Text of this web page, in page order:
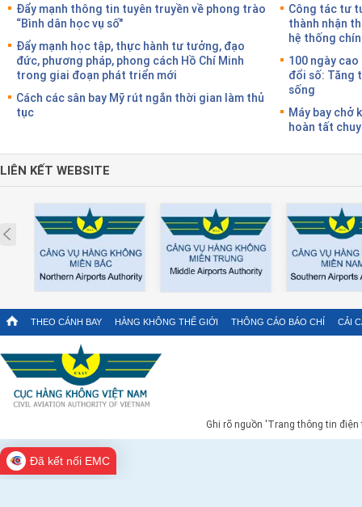
Đẩy mạnh thông tin tuyên truyền về phong trào
“Bình dân học vụ số"
Đẩy mạnh học tập, thực hành tư tưởng, đạo
đức, phương pháp, phong cách Hồ Chí Minh
trong giai đoạn phát triển mới
Cách các sân bay Mỹ rút ngắn thời gian làm thủ
tục
Công tác tư
thành nhận
hệ thống
100 ngày
đổi số: Tăng
sống
Máy bay chở
hoàn tất
LIÊN KẾT WEBSITE
Prev
THEO CÁNH BAY HÀNG KHÔNG THẾ GIỚI THÔNG CÁO BÁO CHÍ CẢI
Ghi rõ nguồn 'Trang thông tin
Đã kết nối EMC